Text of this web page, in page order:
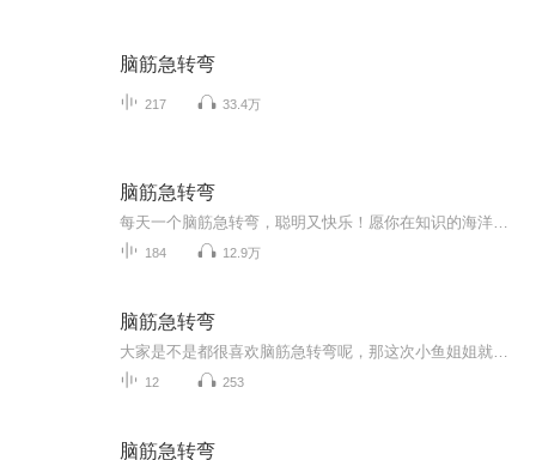
脑筋急转弯
217 33.4万
脑筋急转弯
184 12.9万
脑筋急转弯
12 253
脑筋急转弯